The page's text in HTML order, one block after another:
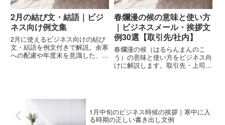
2月の結び文・結語｜ビジ
ネス向け例文集
2月に使えるビジネス向けの結び
文・結語を例文付きで解説。余寒
への配慮や年度末を意識した、安
春爛漫の候の意味と使い方
｜ビジネスメール・挨拶文
例30選【取引先/社内】
春爛漫の候（はるらんまんのこ
う）の意味と使い方をビジネス向
けに解説します。取引先・上司・
1月中旬のビジネス時候の挨拶｜寒中に入
る時期の正しい書き出し文例